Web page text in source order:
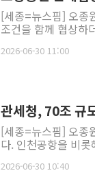
[세종=뉴스핌] 오종
조건을 함께 협상하
2026-06-30 11:00
관세청, 70조 규
[세종=뉴스핌] 오종
다. 인천공항을 비롯
2026-06-30 10:40